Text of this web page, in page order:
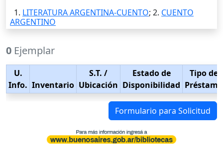
1. LITERATURA ARGENTINA-CUENTO; 2. CUENTO
ARGENTINO
0 Ejemplar
U.
Info. Inventario
S.T. /
Ubicación
Estado de
Disponibilidad
Tipo de
Préstamo
Formulario para Solicitud